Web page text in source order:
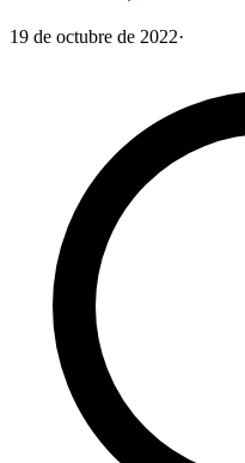
19 de octubre de 2022·